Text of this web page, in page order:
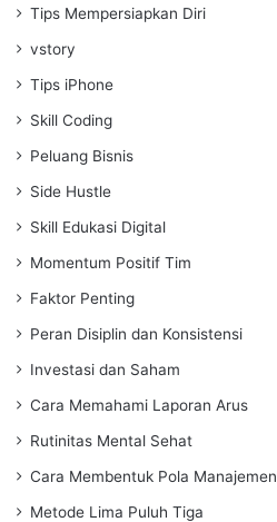
Tips Mempersiapkan Diri
vstory
Tips iPhone
Skill Coding
Peluang Bisnis
Side Hustle
Skill Edukasi Digital
Momentum Positif Tim
Faktor Penting
Peran Disiplin dan Konsistensi
Investasi dan Saham
Cara Memahami Laporan Arus
Rutinitas Mental Sehat
Cara Membentuk Pola Manajemen
Metode Lima Puluh Tiga